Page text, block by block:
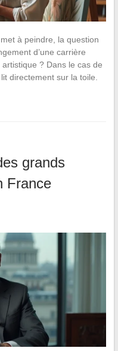
à peindre, la question
d’une carrière
? Dans le cas de
directement sur la toile.
grands
France